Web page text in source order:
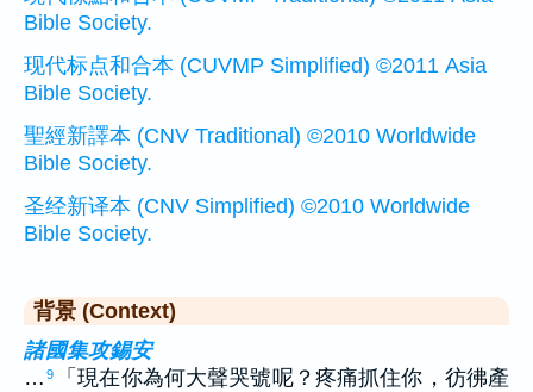
Bible Society.
现代标点和合本 (CUVMP Simplified) ©2011 Asia
Bible Society.
聖經新譯本 (CNV Traditional) ©2010 Worldwide
Bible Society.
圣经新译本 (CNV Simplified) ©2010 Worldwide
Bible Society.
背景 (Context)
諸國集攻錫安
… 9
「現在你為何大聲哭號呢？疼痛抓住你，彷彿產